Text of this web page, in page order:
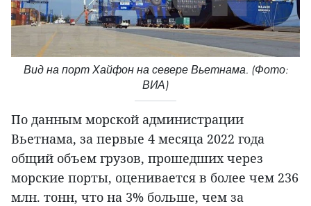
Вид на порт Хайфон на севере Вьетнама. (Фото:
ВИА)
По данным морской администрации
Вьетнама, за первые 4 месяца 2022 года
общий объем грузов, прошедших через
морские порты, оценивается в более чем 236
млн. тонн, что на 3% больше, чем за